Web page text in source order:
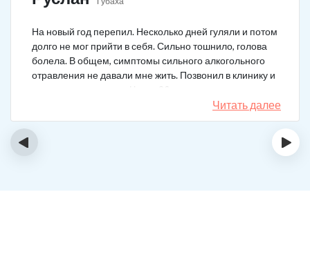
На новый год перепил. Несколько дней гуляли и потом
долго не мог прийти в себя. Сильно тошнило, голова
болела. В общем, симптомы сильного алкогольного
отравления не давали мне жить. Позвонил в клинику и
вызвал врача на дом. Через 20 минут приехал
нарколог, поставил мне усиленную капельницу. Сразу
стало легче.
Читать далее
‹ ›